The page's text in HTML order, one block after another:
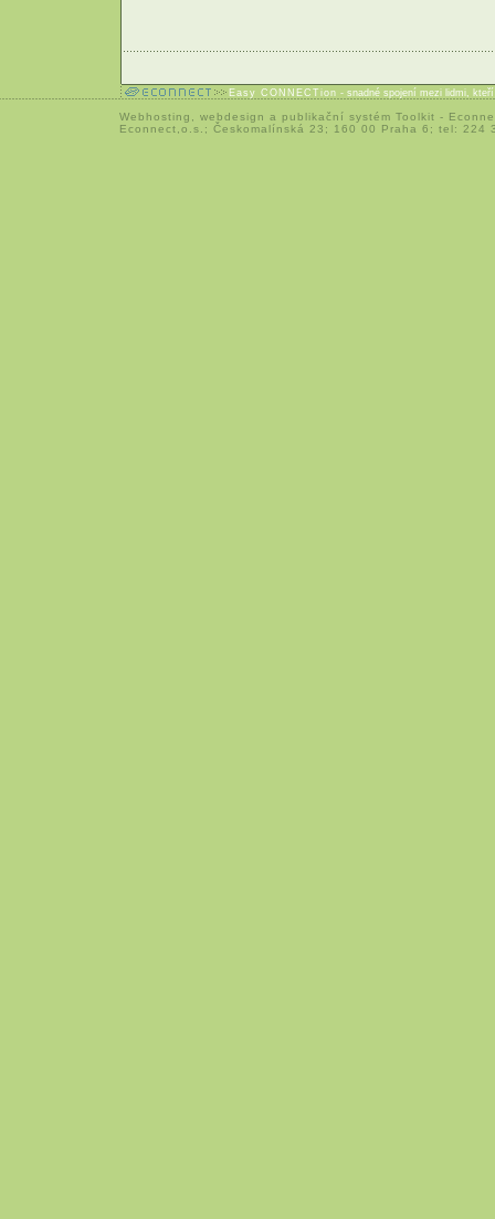
Easy CONNECTion - snadné spojení mezi lidmi,
Webhosting webdesign a publikační systém Toolkit -
Econnect,o.s.; Českomalínská 23; 160 00 Praha 6; tel: 224